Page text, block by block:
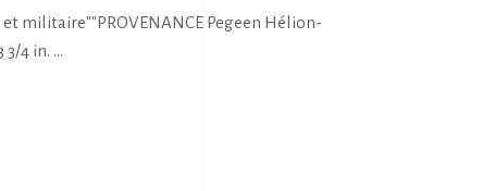
militaire""PROVENANCE Pegeen Hélion-
3/4 in.